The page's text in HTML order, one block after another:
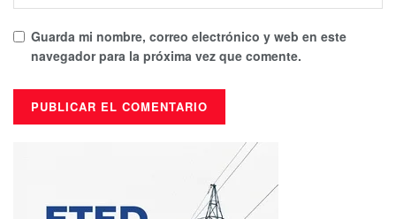
Guarda mi nombre, correo electrónico y web en este
navegador para la próxima vez que comente.